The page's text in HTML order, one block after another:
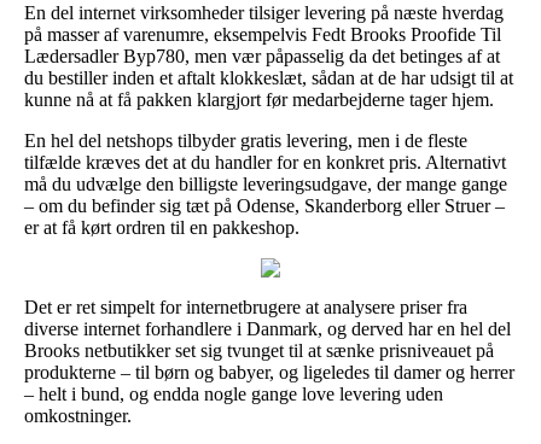
En del internet virksomheder tilsiger levering på næste hverdag
på masser af varenumre, eksempelvis Fedt Brooks Proofide Til
Lædersadler Byp780, men vær påpasselig da det betinges af at
du bestiller inden et aftalt klokkeslæt, sådan at de har udsigt til at
kunne nå at få pakken klargjort før medarbejderne tager hjem.
En hel del netshops tilbyder gratis levering, men i de fleste
tilfælde kræves det at du handler for en konkret pris. Alternativt
må du udvælge den billigste leveringsudgave, der mange gange
– om du befinder sig tæt på Odense, Skanderborg eller Struer –
er at få kørt ordren til en pakkeshop.
Det er ret simpelt for internetbrugere at analysere priser fra
diverse internet forhandlere i Danmark, og derved har en hel del
Brooks netbutikker set sig tvunget til at sænke prisniveauet på
produkterne – til børn og babyer, og ligeledes til damer og herrer
– helt i bund, og endda nogle gange love levering uden
omkostninger.